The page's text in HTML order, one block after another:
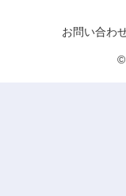
お問い合わ
©